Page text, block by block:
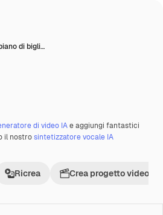
di bigli…
di video IAe aggiungi fantastici
il nostrosintetizzatore vocale IA
Ricrea Crea progetto video